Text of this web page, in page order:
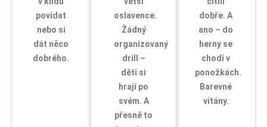
povídat
nebo si
dát něco
dobrého.
oslavence.
Žádný
organizovaný
drill –
děti si
hrají po
svém. A
přesně to
dobře. A
ano – do
herny se
chodí v
ponožkách.
Barevné
vítány.